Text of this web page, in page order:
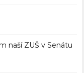
naší ZUŠ v Senátu